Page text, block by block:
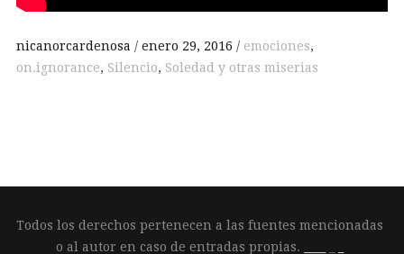
nicanorcardenosa enero 29, 2016 emociones,
on.ignorance, Silencio, Soledad y otras miserias
Todos los derechos pertenecen a las fuentes mencionadas
o al autor en caso de entradas propias.